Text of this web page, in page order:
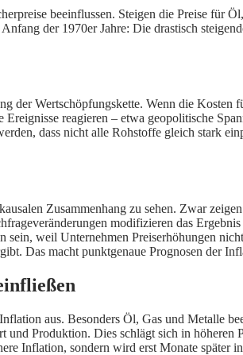
beeinflussen. Steigen die Preise für
der 1970er Jahre: Die drastisch
der Wertschöpfungskette. Wenn die Kosten
reagieren – etwa geopolitische
dass nicht alle Rohstoffe gleich stark
Zusammenhang zu sehen. Zwar
modifizieren das
weil Unternehmen Preiserhöhungen
Das macht punktgenaue Prognosen der
aus. Besonders Öl, Gas und Metalle
Produktion. Dies schlägt sich in höheren
Inflation, sondern wird erst Monate später